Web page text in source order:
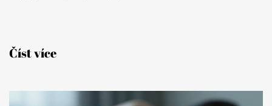
Číst více